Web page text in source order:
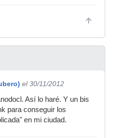
el 30/11/2012
Así lo haré. Y un bis
para conseguir los
en mi ciudad.